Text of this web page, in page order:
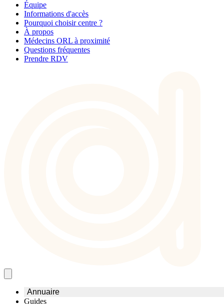
Équipe
Informations d'accès
Pourquoi choisir centre ?
À propos
Médecins ORL à proximité
Questions fréquentes
Prendre RDV
Annuaire
Guides